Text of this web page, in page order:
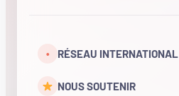
• RÉSEAU INTERNATIONAL
NOUS SOUTENIR